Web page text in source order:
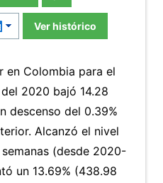
Ver histórico
en Colombia para el
2020 bajó 14.28
descenso del 0.39%
Alcanzó el nivel
(desde 2020-
un 13.69% (438.98